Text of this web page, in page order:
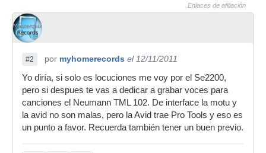
Enlaces de afiliación
#2 por myhomerecords el 12/11/2011
Yo diría, si solo es locuciones me voy por el Se2200,
pero si despues te vas a dedicar a grabar voces para
canciones el Neumann TML 102. De interface la motu y
la avid no son malas, pero la Avid trae Pro Tools y eso es
un punto a favor. Recuerda también tener un buen previo.